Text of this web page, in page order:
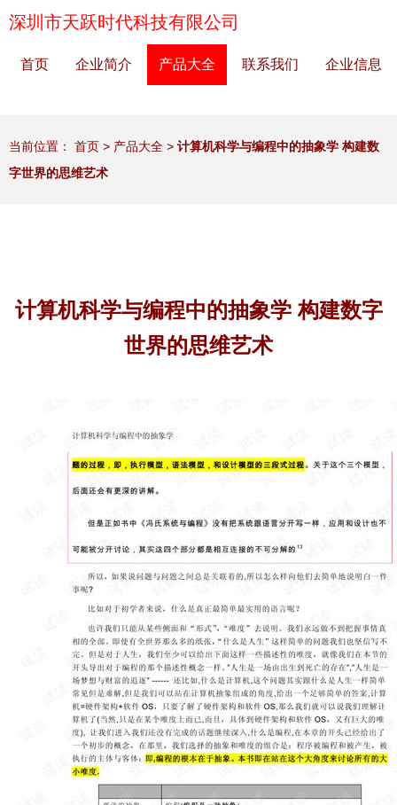
深圳市天跃时代科技有限公司
首页 企业简介 产品大全 联系我们 企业信息
当前位置： 首页 > 产品大全 > 计算机科学与编程中的抽象学 构建数
字世界的思维艺术
计算机科学与编程中的抽象学 构建数字
世界的思维艺术